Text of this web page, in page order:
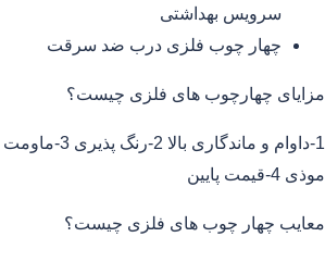
سرویس بهداشتی
چهار چوب فلزی درب ضد سرقت
مزایای چهارچوب های فلزی چیست؟
1-داوام و ماندگاری
موذی 4-قیمت پایین
معایب چهار چوب های فلزی چیست؟